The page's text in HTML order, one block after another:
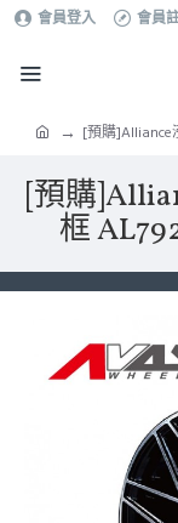
會員登入 會員
[預購]Alliance
[預購
框